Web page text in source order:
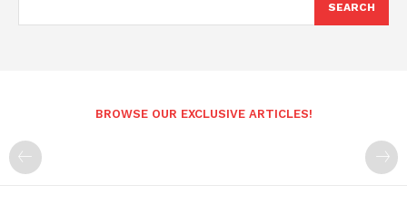
SEARCH
BROWSE OUR EXCLUSIVE ARTICLES!